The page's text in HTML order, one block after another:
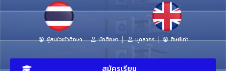
ผู้สนใจเข้าศึกษา นักศึกษา บุคลากร ศิษย์เก่า
สมัครเรียน